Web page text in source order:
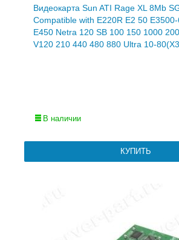
Видеокарта Sun ATI Rage XL 8Mb
Compatible with E220R E2 50
E450 Netra 120 SB 100 150 1000
V120 210 440 480 880 Ultra 10-
В наличии